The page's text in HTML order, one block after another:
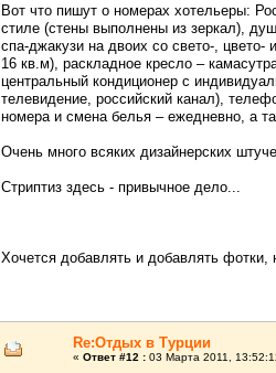
Вот что пишут о номерах хотельеры:
стиле (стены выполнены из зеркал),
спа-джакузи на двоих со свето-, цвето-
16 кв.м), раскладное кресло –
центральный кондиционер с
телевидение, российский канал),
номера и смена белья – ежедневно, а
Очень много всяких дизайнерских
Стриптиз здесь - привычное дело...
Хочется добавлять и добавлять фотки,
Re:Отдых в Турции
« Ответ #12 : 03 Марта 2011,